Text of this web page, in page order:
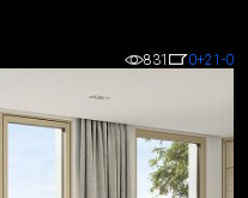
831 0+21 -0